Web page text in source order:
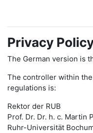
Privacy
The German version is
The controller within the
regulations is:
Rektor der RUB
Prof. Dr. Dr. h. c. Martin
Ruhr-Universität